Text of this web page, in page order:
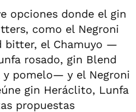
opciones donde el gin
como el Negroni
bitter, el Chamuyo —
rosado, gin Blend
y pomelo— y el Negroni
gin Heráclito, Lunfa
propuestas